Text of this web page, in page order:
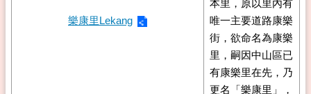
樂康里Lekang
本里，原以里內有
唯一主要道路康樂
街，欲命名為康樂
里，嗣因中山區已
有康樂里在先，乃
更名「樂康里」，